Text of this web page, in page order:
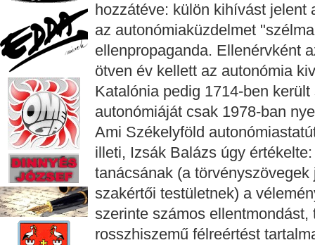
hozzátéve: külön kihívást jelent
az autonómiaküzdelmet
ellenpropaganda. Ellenérvként
ötven év kellett az autonómia
Katalónia pedig 1714-ben
autonómiáját csak 1978-ban
Ami Székelyföld
illeti, Izsák Balázs úgy
tanácsának (a
szakértői testületnek) a
szerinte számos
rosszhiszemű félreértést